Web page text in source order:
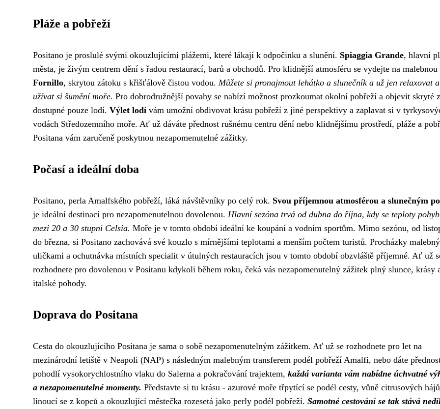
Pláže a pobřeží
Positano je proslulé svými okouzlujícími plážemi, které lákají k odpočinku a slunění. Spiaggia Grande, hlavní
města, je živým centrem dění s řadou restaurací, barů a obchodů. Pro klidnější atmosféru se vydejte na malebnou
Fornillo, skrytou zátoku s křišťálově čistou vodou. Můžete si pronajmout lehátko a slunečník a už jen relaxovat a
užívat si šumění moře. Pro dobrodružnější povahy se nabízí možnost prozkoumat okolní pobřeží a objevit skryté
dostupné pouze lodí. Výlet lodívám umožní obdivovat krásu pobřeží z jiné perspektivy a zaplavat si v
vodách Středozemního moře. Ať už dáváte přednost rušnému centru dění nebo klidnějšímu prostředí, pláže a
Positana vám zaručeně poskytnou nezapomenutelné zážitky.
Počasí a ideální doba
Positano, perla Amalfského pobřeží, láká návštěvníky po celý rok. Svou příjemnou atmosférou a slunečným
je ideální destinací pro nezapomenutelnou dovolenou. Hlavní sezóna trvá od dubna do října, kdy se teploty
mezi 20 a 30 stupni Celsia. Moře je v tomto období ideální ke koupání a vodním sportům. Mimo sezónu, od
do března, si Positano zachovává své kouzlo s mírnějšími teplotami a menším počtem turistů. Procházky
uličkami a ochutnávka místních specialit v útulných restauracích jsou v tomto období obzvláště příjemné. Ať už
rozhodnete pro dovolenou v Positanu kdykoli během roku, čeká vás nezapomenutelný zážitek plný slunce, krásy
italské pohody.
Doprava do Positana
Cesta do okouzlujícího Positana je sama o sobě nezapomenutelným zážitkem. Ať už se rozhodnete pro let na
mezinárodní letiště v Neapoli (NAP) s následným malebným transferem podél pobřeží Amalfi, nebo dáte
pohodlí vysokorychlostního vlaku do Salerna a pokračování trajektem, každá varianta vám nabídne úchvatné
a nezapomenutelné momenty. Představte si tu krásu - azurové moře třpytící se podél cesty, vůně citrusových hájů
linoucí se z kopců a okouzlující městečka rozesetá jako perly podél pobřeží. Samotné cestování se tak stává